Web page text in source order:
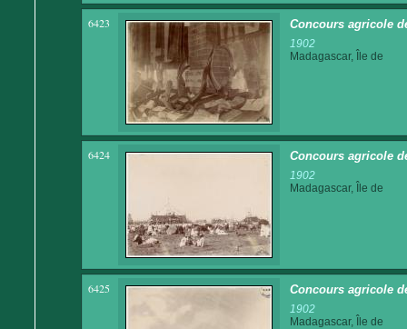
6423 Concours agricole
1902
Madagascar, Île de
6424 Concours agricole
1902
Madagascar, Île de
6425 Concours agricole
1902
Madagascar, Île de